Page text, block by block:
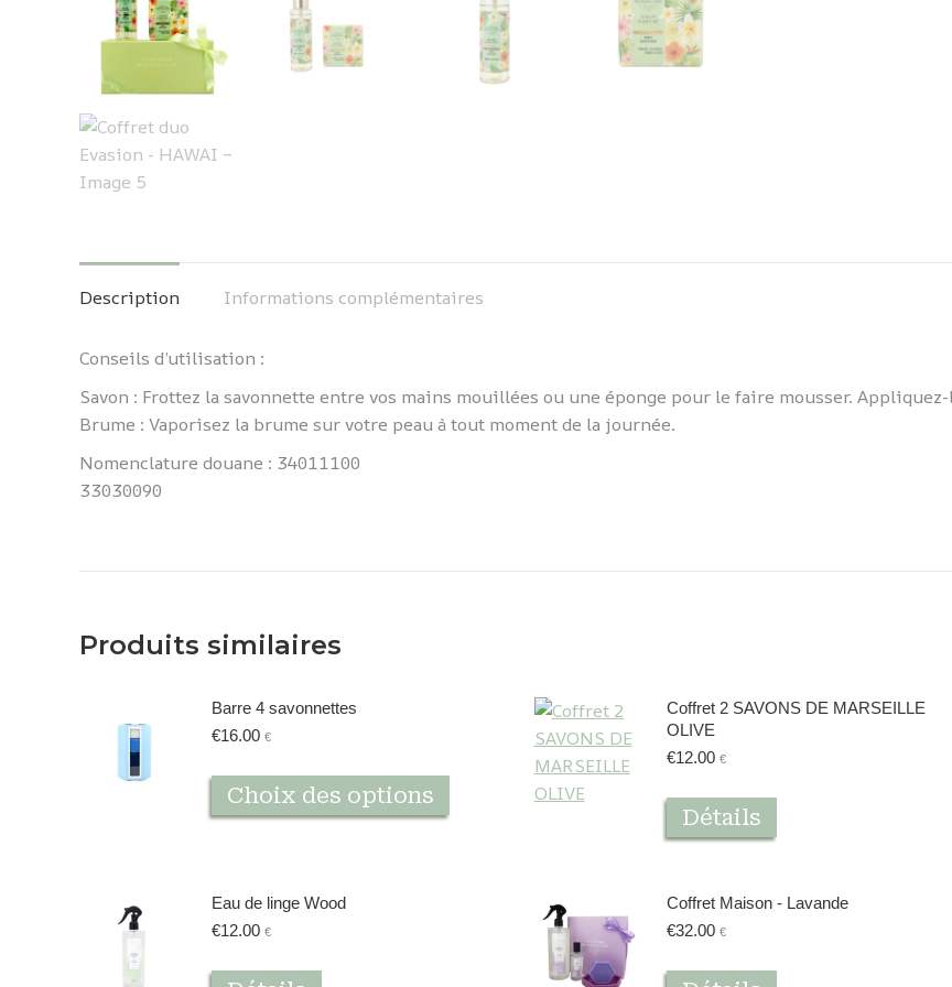
Description Informations complémentaires
Conseils d’utilisation :
Savon : Frottez la savonnette entre vos mains mouillées ou une éponge pour le faire mousser.
Brume : Vaporisez la brume sur votre peau à tout moment de la journée.
Nomenclature douane : 34011100
33030090
Produits similaires
Barre 4 savonnettes
€16.00 €
Choix des options
produit
Coffret 2 SAVONS DE MARSEILLE
OLIVE
€12.00 €
Détails
Eau de linge Wood
€12.00 €
Coffret Maison - Lavande
€32.00 €